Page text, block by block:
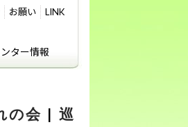
お願い LINK
ター情報
の会 | 巡